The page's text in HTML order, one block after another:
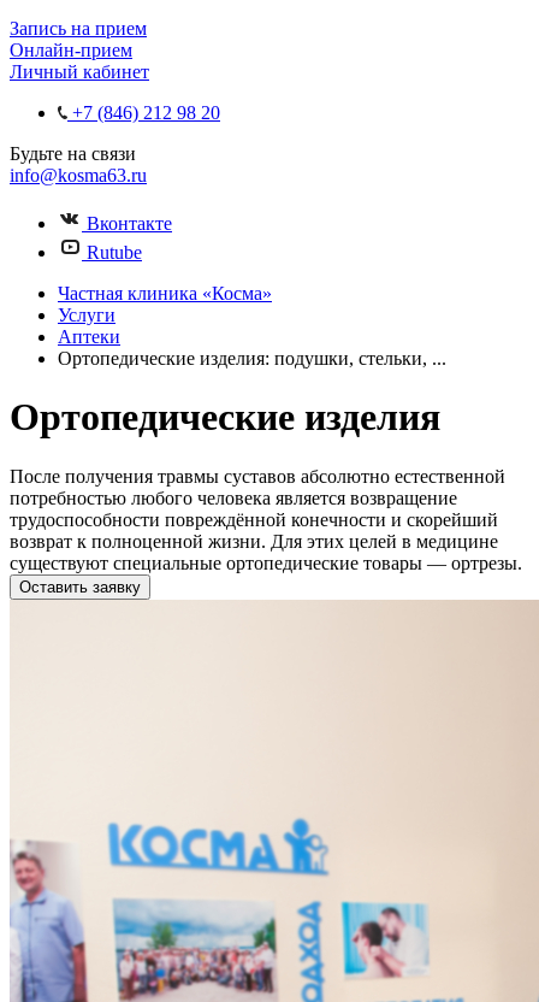
Запись на прием
Онлайн-прием
Личный кабинет
+7 (846) 212 98 20
Будьте на связи
info@kosma63.ru
Вконтакте
Rutube
Частная клиника «Косма»
Услуги
Аптеки
Ортопедические изделия: подушки, стельки, ...
Ортопедические изделия
После получения травмы суставов абсолютно естественной
потребностью любого человека является возвращение
трудоспособности повреждённой конечности и скорейший
возврат к полноценной жизни. Для этих целей в медицине
существуют специальные ортопедические товары — ортрезы.
Оставить заявку